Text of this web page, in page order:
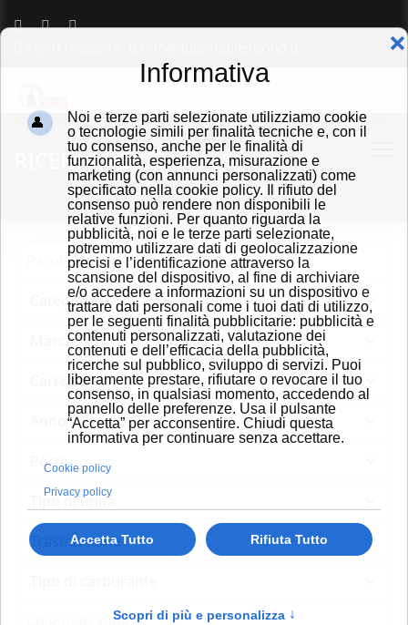
Informativa
Noi e terze parti selezionate utilizziamo cookie
o tecnologie simili per finalità tecniche e, con il
tuo consenso, anche per le finalità di
funzionalità, esperienza, misurazione e
marketing (con annunci personalizzati) come
specificato nella cookie policy. Il rifiuto del
consenso può rendere non disponibili le
relative funzioni. Per quanto riguarda la
pubblicità, noi e le terze parti selezionate,
potremmo utilizzare dati di geolocalizzazione
precisi e l’identificazione attraverso la
scansione del dispositivo, al fine di archiviare
e/o accedere a informazioni su un dispositivo e
trattare dati personali come i tuoi dati di utilizzo,
per le seguenti finalità pubblicitarie: pubblicità e
contenuti personalizzati, valutazione dei
contenuti e dell’efficacia della pubblicità,
ricerche sul pubblico, sviluppo di servizi. Puoi
liberamente prestare, rifiutare o revocare il tuo
consenso, in qualsiasi momento, accedendo al
pannello delle preferenze. Usa il pulsante
“Accetta” per acconsentire. Chiudi questa
informativa per continuare senza accettare.
Cookie policy
Privacy policy
Accetta Tutto Rifiuta Tutto
❌
Scopri di più e personalizza ↑
RICERCA VEICOLI